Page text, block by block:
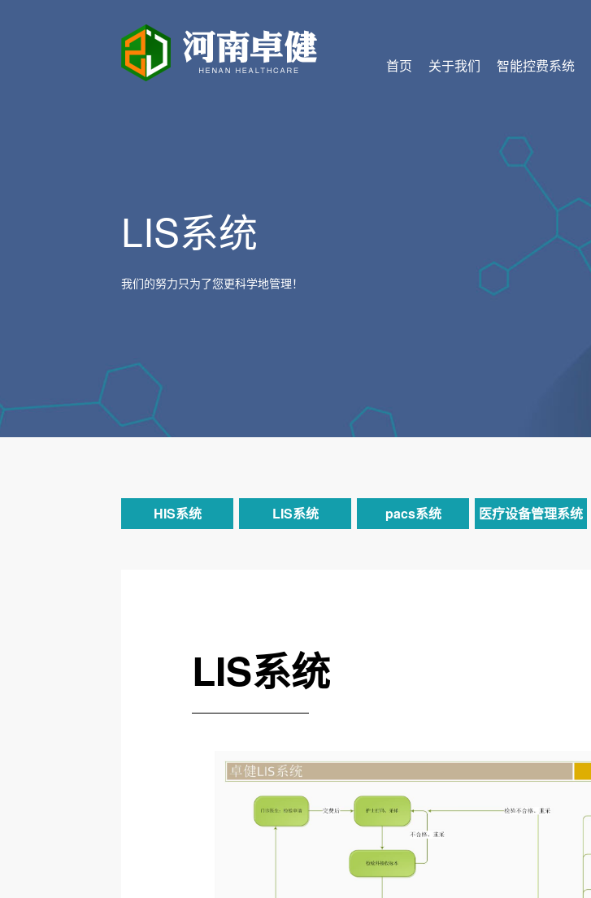
LIS系统
我们的努力只为了您更科学地管理！
HIS系统 LIS系统 pacs系统 医疗设备管理系统
LIS系统
首页 关于我们 智能控费系统